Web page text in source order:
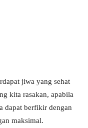
jiwa yang sehat
kita rasakan, apabila
dapat berfikir dengan
maksimal.